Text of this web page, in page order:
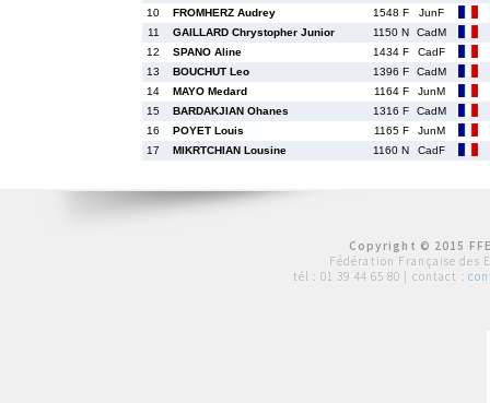
10
FROMHERZ Audrey 1548 F
JunF
11
GAILLARD Chrystopher Junior 1150 N
CadM
12
SPANO Aline 1434 F
CadF
13
BOUCHUT Leo 1396 F
CadM
14
MAYO Medard 1164 F
JunM
15
BARDAKJIAN Ohanes 1316 F
CadM
16
POYET Louis 1165 F
JunM
17
MIKRTCHIAN Lousine 1160 N CadF
Copyright © 2015
Fédération Française des
tél : 01 39 44 65 80 | contact :